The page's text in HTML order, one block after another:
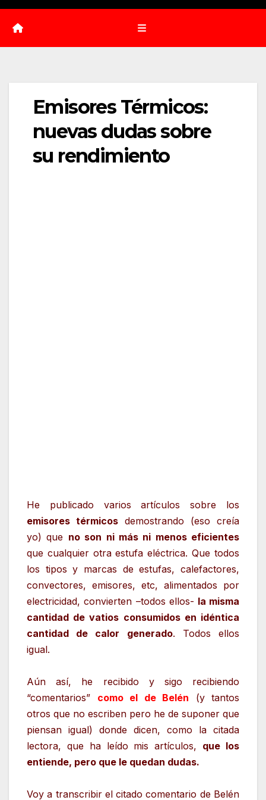
Emisores Térmicos:
nuevas dudas sobre
su rendimiento
He publicado varios artículos sobre los
emisores térmicos demostrando (eso creía
yo) que no son ni más ni menos eficientes
que cualquier otra estufa eléctrica. Que todos
los tipos y marcas de estufas, calefactores,
convectores, emisores, etc, alimentados por
electricidad, convierten –todos ellos- la misma
cantidad de vatios consumidos en idéntica
cantidad de calor generado. Todos ellos
igual.
Aún así, he recibido y sigo recibiendo
“comentarios” como el de Belén (y tantos
otros que no escriben pero he de suponer que
piensan igual) donde dicen, como la citada
lectora, que ha leído mis artículos, que los
entiende, pero que le quedan dudas.
Voy a transcribir el citado comentario de Belén